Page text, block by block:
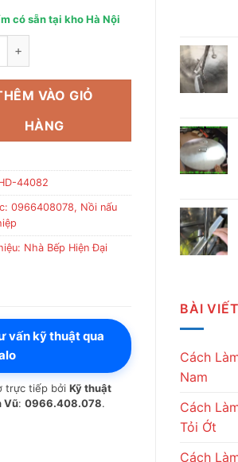
có sẵn tại kho Hà Nội
hạt mắc ca 12 đầu cưa số lượng
VÀO GIỎ
HÀNG
44082
0966408078, Nồi nấu
Nhà Bếp Hiện Đại
vấn kỹ thuật qua
trực tiếp bởi Kỹ thuật
Vũ: 0966.408.078.
BÀI
Cách
Nam
Cách
Tỏi Ớt
Cách